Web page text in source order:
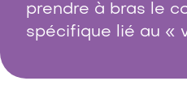
prendre à bras le
spécifique lié au «